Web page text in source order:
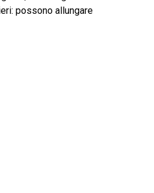
possono allungare